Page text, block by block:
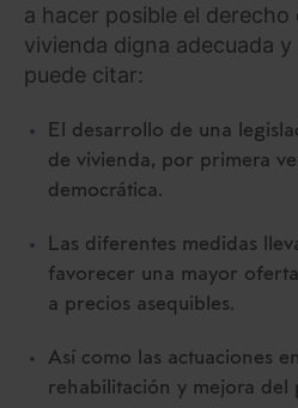
a hacer posible el
vivienda digna adecuada
puede citar:
El desarrollo de una
de vivienda, por primera
democrática.
Las diferentes medidas
favorecer una mayor
a precios asequibles.
Así como las actuaciones
rehabilitación y mejora del